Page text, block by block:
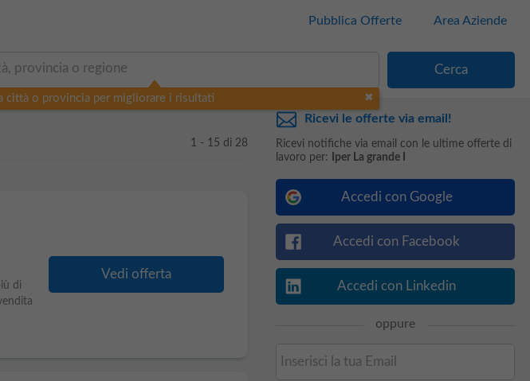
Pubblica Offerte Area Aziende
città o provincia per migliorare i risultati
1 - 15 di 28
di
Vedi offerta
Ricevi le offerte via email!
Ricevi notifiche via email con le ultime offerte di
lavoro per:
Iper La grande I
Accedi con Google
Accedi con Facebook
Accedi con Linkedin
oppure